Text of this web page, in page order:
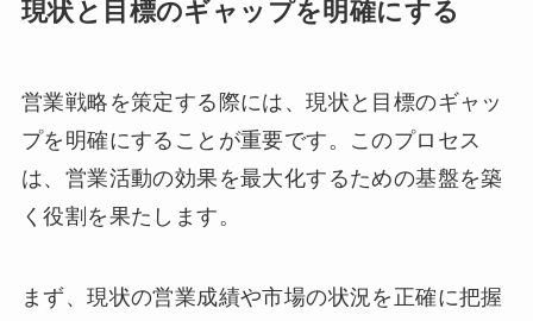
現状と目標のギャップを明確にする
営業戦略を策定する際には、現状と目標のギャッ
プを明確にすることが重要です。このプロセス
は、営業活動の効果を最大化するための基盤を築
く役割を果たします。
まず、現状の営業成績や市場の状況を正確に把握